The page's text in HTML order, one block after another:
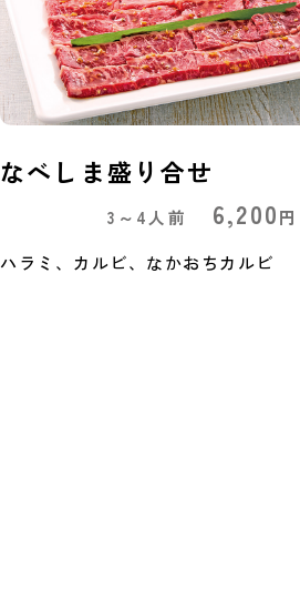
なべしま盛り合せ
3～4人前 6,200円
ハラミ、カルビ、なかおちカルビ